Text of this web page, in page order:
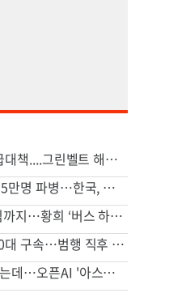
정부, 13일 전후 주택공급대책....그린벨트 해제 등 ‘영끌 대책’ 거론
젤렌스키 “北, 러에 최대 5만명 파병…한국, 방공망 지원해달라”
“나 반포 살지롱” 조롱 밈까지…황희 ‘버스 하우스’ 제안 후폭풍
말다툼 중 모친 살해한 10대 구속…범행 직후 반려견도 죽여
수학 난제 풀었다 홍보했는데…오픈AI '아스트라' 개발 보류 발표, 왜[팩플]